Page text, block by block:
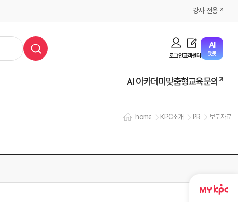
강사 전용
로그인고객센터
AI
챗봇
AI 아카데미 맞춤형교육문의
home KPC소개 PR 보도자료